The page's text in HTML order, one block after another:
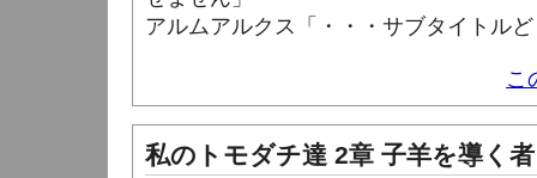
アルムアルクス「・・・サブタイトル
こ
私のトモダチ達 2章 子羊を導く